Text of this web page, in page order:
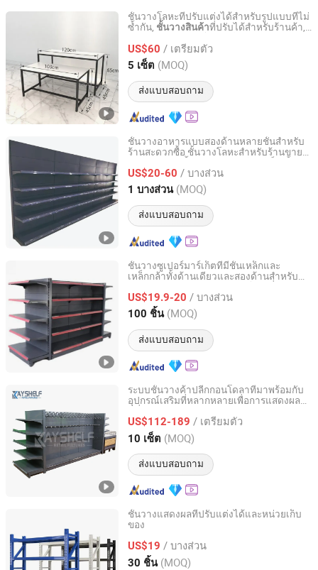
ชั้นวางโลหะที่ปรับแต่งได้สำหรับรูปแบบที่ไม่
ซ้ำกัน, ชั้นวางสินค้าที่ปรับได้สำหรับร้านค้า,
ออกแบบร้านค้าที่ยืดหยุ่น
US$60 / เตรียมตัว
5 เซ็ต (MOQ)
ส่งแบบสอบถาม
Suzhou Sigmetal Business Equipment Co., Ltd.
Jiangsu, China อัตราจาก 2022
ชั้นวางอาหารแบบสองด้านหลายชั้นสำหรับ
ร้านสะดวกซื้อ ชั้นวางโลหะสำหรับร้านขาย
วางเก็บของ แสดงหนังสือ
US$20-60 / บางส่วน
1 บางส่วน (MOQ)
ส่งแบบสอบถาม
Quzhou Gu Jiu Shelves Co., Ltd
Zhejiang, China อัตราจาก 2023
ชั้นวางซูเปอร์มาร์เก็ตที่มีชั้นเหล็กและ
เหล็กกล้าทั้งด้านเดียวและสองด้านสำหรับ
เยี่ยมสำหรับการแสดงสินค้าในร้านขาย
ของชำ
US$19.9-20 / บางส่วน
100 ชิ้น (MOQ)
ส่งแบบสอบถาม
Shijiazhuang Woodoo Trade Co., Ltd.
Hebei, China อัตราจาก 2025
ระบบชั้นวางค้าปลีกกอนโดลาที่มาพร้อมกับ
อุปกรณ์เสริมที่หลากหลายเพื่อการแสดงผลที่
US$112-189 / เตรียมตัว
10 เซ็ต (MOQ)
ส่งแบบสอบถาม
Guangzhou Kayshelf Storage Equipment Co.,Ltd
Guangdong, China อัตราจาก 2022
ชั้นวางแสดงผลที่ปรับแต่งได้และหน่วยเก็บ
ของ
US$19 / บางส่วน
30 ชิ้น (MOQ)
Shandong Xinxiangbiao International Trade Co., Ltd.
Shandong, China อัตราจาก 2026